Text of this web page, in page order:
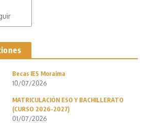
Becas IES Moraima
10/07/2026
MATRICULACIÓN ESO Y BACHILLERATO
(CURSO 2026-2027)
01/07/2026